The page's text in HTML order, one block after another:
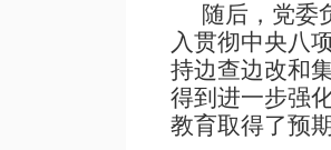
随后， 党委
入贯彻中央八
持边查边改和
得到进一步强
教育取得了预期